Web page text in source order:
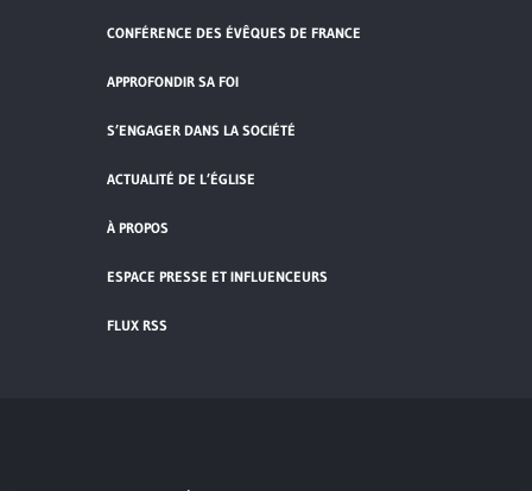
CONFÉRENCE DES ÉVÊQUES DE FRANCE
APPROFONDIR SA FOI
S’ENGAGER DANS LA SOCIÉTÉ
ACTUALITÉ DE L’ÉGLISE
À PROPOS
ESPACE PRESSE ET INFLUENCEURS
FLUX RSS